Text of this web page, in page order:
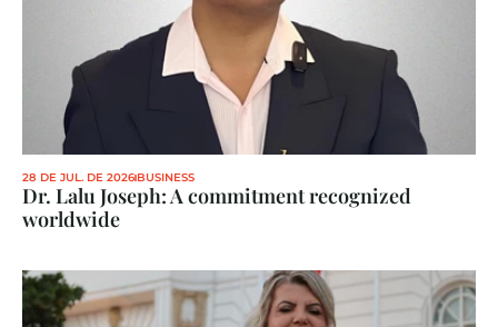
28 DE JUL. DE 2026 BUSINESS
Dr. Lalu Joseph: A commitment recognized
worldwide